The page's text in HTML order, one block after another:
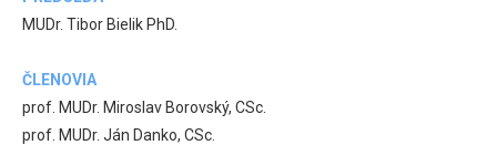
MUDr. Tibor Bielik PhD.
ČLENOVIA
prof. MUDr. Miroslav Borovský, CSc.
prof. MUDr. Ján Danko, CSc.